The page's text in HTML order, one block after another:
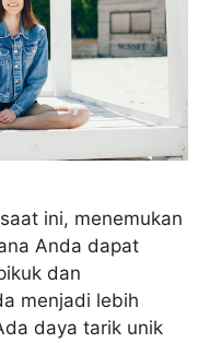
ini, menemukan
Anda dapat
dan
menjadi lebih
daya tarik unik